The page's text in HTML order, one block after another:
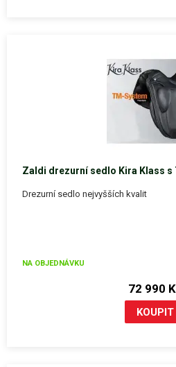
Zaldi drezurní sedlo Kira Klass s
Drezurní sedlo nejvyšších kvalit
NA OBJEDNÁVKU
72 990